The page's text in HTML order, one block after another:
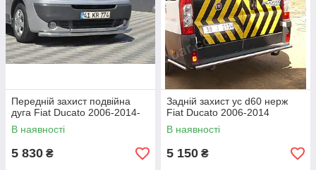
Передній захист подвійна
дуга Fiat Ducato 2006-2014-
В наявності
5 830 ₴
Задній захист ус d60 нерж
Fiat Ducato 2006-2014
В наявності
5 150 ₴